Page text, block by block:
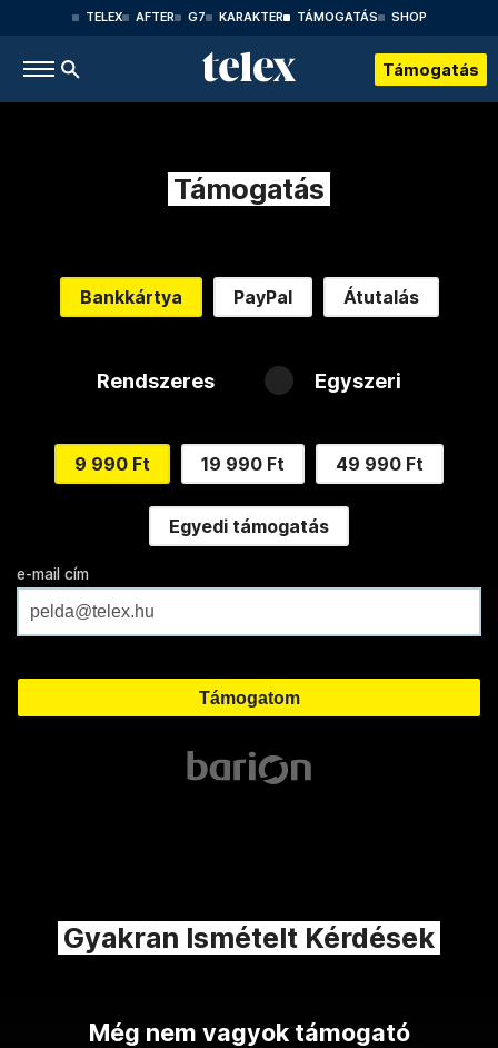
TELEX AFTER G7 KARAKTER TÁMOGATÁS SHOP
Támogatás
Támogatás
Bankkártya PayPal Átutalás
Rendszeres Egyszeri
9 990 Ft 19 990 Ft 49 990 Ft
Egyedi támogatás
e-mail cím
Gyakran Ismételt Kérdések
Még nem vagyok támogató